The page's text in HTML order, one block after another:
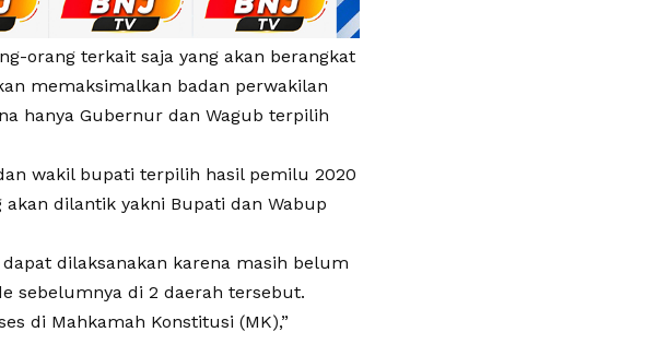
orang terkait saja yang akan berangkat
memaksimalkan badan perwakilan
hanya Gubernur dan Wagub terpilih
wakil bupati terpilih hasil pemilu 2020
akan dilantik yakni Bupati dan Wabup
dilaksanakan karena masih belum
sebelumnya di 2 daerah tersebut.
di Mahkamah Konstitusi (MK),”